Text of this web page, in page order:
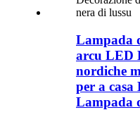
Lampada
arcu LED
nordiche
per a casa
Lampada